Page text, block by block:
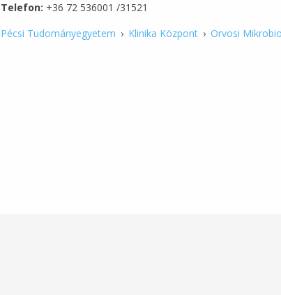
Telefon: +36 72 536001 /31521
Pécsi Tudományegyetem › Klinika Központ › Orvosi